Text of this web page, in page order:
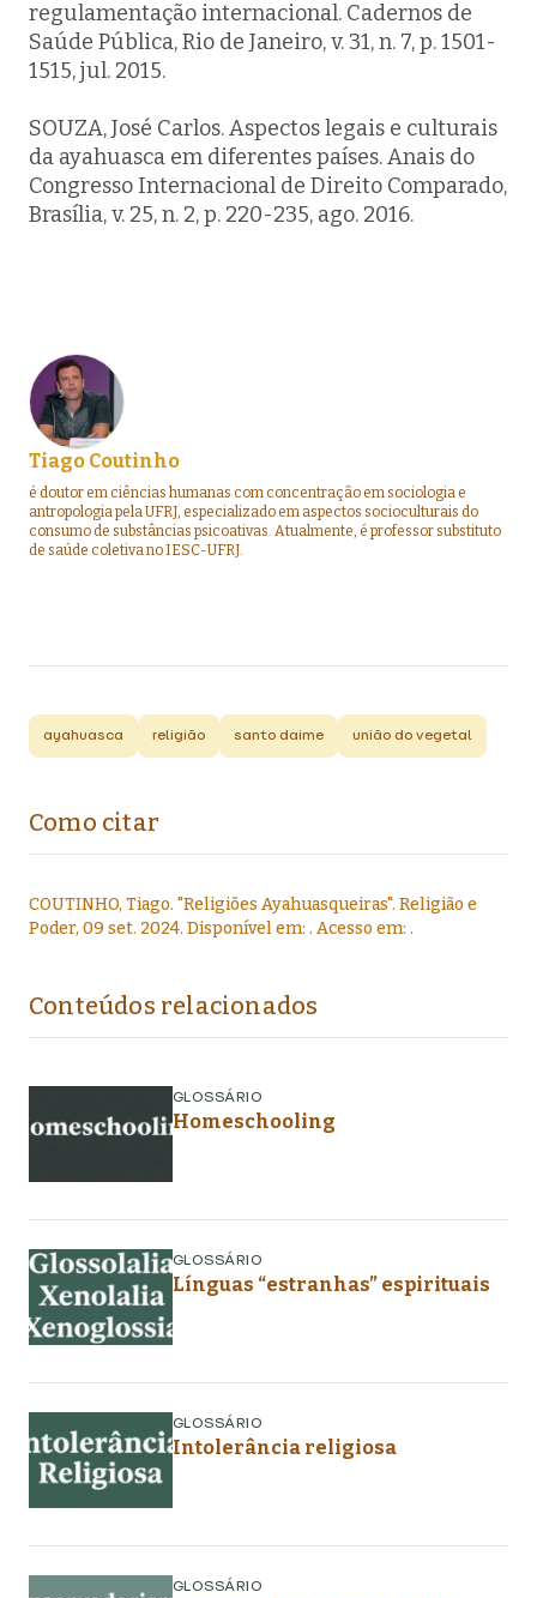
regulamentação internacional. Cadernos de
Saúde Pública, Rio de Janeiro, v. 31, n. 7, p. 1501-
1515, jul. 2015.
SOUZA, José Carlos. Aspectos legais e culturais
da ayahuasca em diferentes países. Anais do
Congresso Internacional de Direito Comparado,
Brasília, v. 25, n. 2, p. 220-235, ago. 2016.
Tiago Coutinho
é doutor em ciências humanas com concentração em sociologia e
antropologia pela UFRJ, especializado em aspectos socioculturais do
consumo de substâncias psicoativas. Atualmente, é professor substituto
de saúde coletiva no IESC-UFRJ.
ayahuasca religião santo daime união do vegetal
Como citar
COUTINHO, Tiago. "Religiões Ayahuasqueiras". Religião e
Poder, 09 set. 2024. Disponível em: . Acesso em: .
Conteúdos relacionados
GLOSSÁRIO
Homeschooling
GLOSSÁRIO
Línguas “estranhas” espirituais
GLOSSÁRIO
Intolerância religiosa
GLOSSÁRIO